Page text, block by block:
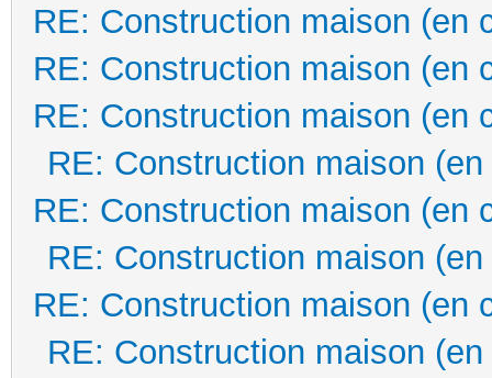
RE: Construction maison (en
RE: Construction maison (en
RE: Construction maison (en
RE: Construction maison
RE: Construction maison (en
RE: Construction maison
RE: Construction maison (en
RE: Construction maison